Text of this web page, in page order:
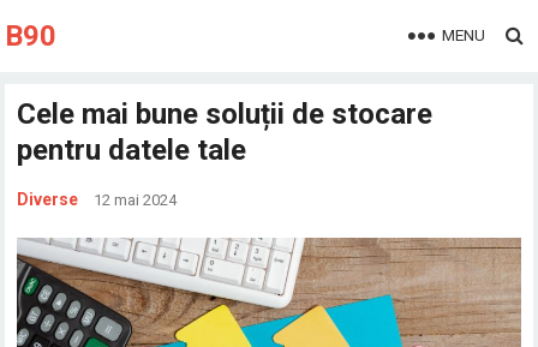
B90 MENU
Cele mai bune soluții de stocare
pentru datele tale
Diverse 12 mai 2024